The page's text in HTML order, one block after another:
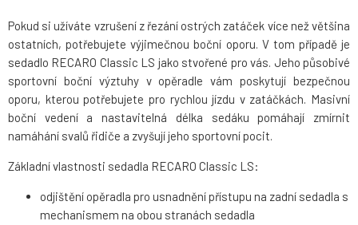
Pokud si užíváte vzrušení z řezání ostrých zatáček více než většina
ostatních, potřebujete výjimečnou boční oporu. V tom případě je
sedadlo RECARO Classic LS jako stvořené pro vás. Jeho působivé
sportovní boční výztuhy v opěradle vám poskytují bezpečnou
oporu, kterou potřebujete pro rychlou jízdu v zatáčkách. Masivní
boční vedení a nastavitelná délka sedáku pomáhají zmírnit
namáhání svalů řidiče a zvyšují jeho sportovní pocit.
Základní vlastnosti sedadla RECARO Classic LS:
odjištění opěradla pro usnadnění přístupu na zadní sedadla s
mechanismem na obou stranách sedadla